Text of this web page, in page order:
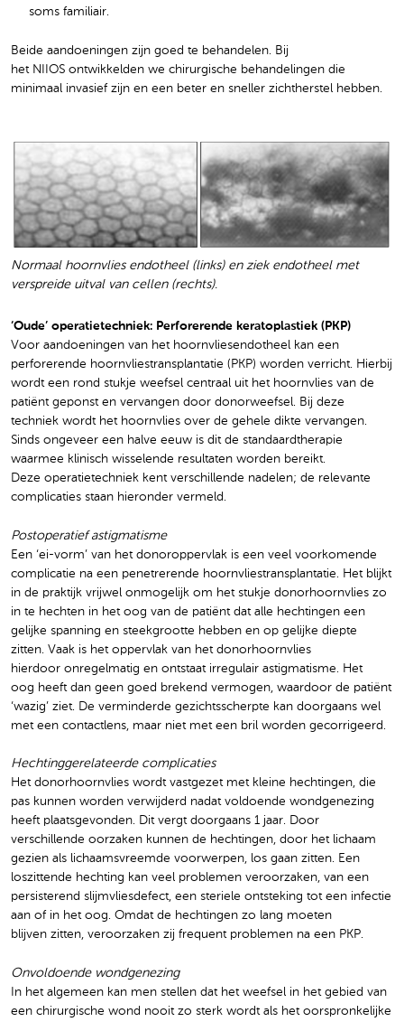
soms familiair.
Beide aandoeningen zijn goed te behandelen. Bij
het NIIOS ontwikkelden we chirurgische behandelingen die
minimaal invasief zijn en een beter en sneller zichtherstel hebben.
Normaal hoornvlies endotheel (links) en ziek endotheel met
verspreide uitval van cellen (rechts).
‘Oude’ operatietechniek: Perforerende keratoplastiek (PKP)
Voor aandoeningen van het hoornvliesendotheel kan een
perforerende hoornvliestransplantatie (PKP) worden verricht. Hierbij
wordt een rond stukje weefsel centraal uit het hoornvlies van de
patiënt geponst en vervangen door donorweefsel. Bij deze
techniek wordt het hoornvlies over de gehele dikte vervangen.
Sinds ongeveer een halve eeuw is dit de standaardtherapie
waarmee klinisch wisselende resultaten worden bereikt.
Deze operatietechniek kent verschillende nadelen; de relevante
complicaties staan hieronder vermeld.
Postoperatief astigmatisme
Een ‘ei-vorm’ van het donoroppervlak is een veel voorkomende
complicatie na een penetrerende hoornvliestransplantatie. Het blijkt
in de praktijk vrijwel onmogelijk om het stukje donorhoornvlies zo
in te hechten in het oog van de patiënt dat alle hechtingen een
gelijke spanning en steekgrootte hebben en op gelijke diepte
zitten. Vaak is het oppervlak van het donorhoornvlies
hierdoor onregelmatig en ontstaat irregulair astigmatisme. Het
oog heeft dan geen goed brekend vermogen, waardoor de patiënt
‘wazig’ ziet. De verminderde gezichtsscherpte kan doorgaans wel
met een contactlens, maar niet met een bril worden gecorrigeerd.
Hechtinggerelateerde complicaties
Het donorhoornvlies wordt vastgezet met kleine hechtingen, die
pas kunnen worden verwijderd nadat voldoende wondgenezing
heeft plaatsgevonden. Dit vergt doorgaans 1 jaar. Door
verschillende oorzaken kunnen de hechtingen, door het lichaam
gezien als lichaamsvreemde voorwerpen, los gaan zitten. Een
loszittende hechting kan veel problemen veroorzaken, van een
persisterend slijmvliesdefect, een steriele ontsteking tot een infectie
aan of in het oog. Omdat de hechtingen zo lang moeten
blijven zitten, veroorzaken zij frequent problemen na een PKP.
Onvoldoende wondgenezing
In het algemeen kan men stellen dat het weefsel in het gebied van
een chirurgische wond nooit zo sterk wordt als het oorspronkelijke